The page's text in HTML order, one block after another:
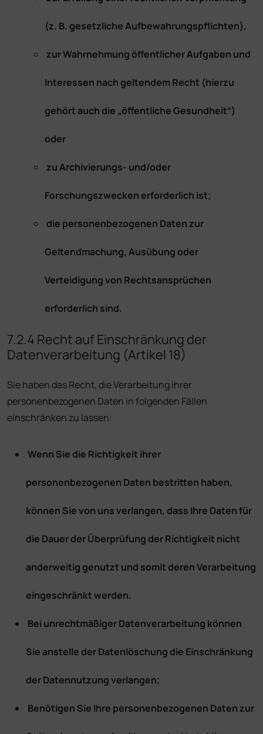
(z. B. gesetzliche Aufbewahrungspflichten),
zur Wahrnehmung öffentlicher Aufgaben und
Interessen nach geltendem Recht (hierzu
gehört auch die „öffentliche Gesundheit“)
oder
zu Archivierungs- und/oder
Forschungszwecken erforderlich ist;
die personenbezogenen Daten zur
Geltendmachung, Ausübung oder
Verteidigung von Rechtsansprüchen
erforderlich sind.
7.2.4 Recht auf Einschränkung der
Datenverarbeitung (Artikel 18)
Sie haben das Recht, die Verarbeitung ihrer
personenbezogenen Daten in folgenden Fällen
einschränken zu lassen:
Wenn Sie die Richtigkeit ihrer
personenbezogenen Daten bestritten haben,
können Sie von uns verlangen, dass Ihre Daten für
die Dauer der Überprüfung der Richtigkeit nicht
anderweitig genutzt und somit deren Verarbeitung
eingeschränkt werden.
Bei unrechtmäßiger Datenverarbeitung können
Sie anstelle der Datenlöschung die Einschränkung
der Datennutzung verlangen;
Benötigen Sie Ihre personenbezogenen Daten zur